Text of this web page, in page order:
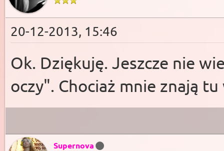
20-12-2013, 15:46
Ok. Dziękuję. Jeszcze nie
oczy". Chociaż mnie znają
Supernova